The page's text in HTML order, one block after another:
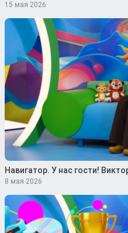
15 мая 2026
Навигатор. У нас гости!
8 мая 2026